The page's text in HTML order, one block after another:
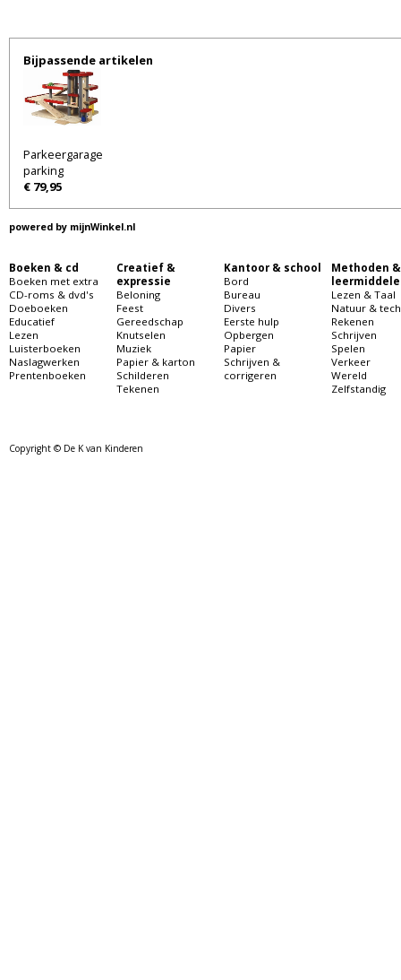
Bijpassende artikelen
Parkeergarage
parking
€ 79,95
powered by mijnWinkel.nl
Boeken & cd
Boeken met extra
CD-roms & dvd's
Doeboeken
Educatief
Lezen
Luisterboeken
Naslagwerken
Prentenboeken
Creatief &
expressie
Beloning
Feest
Gereedschap
Knutselen
Muziek
Papier & karton
Schilderen
Tekenen
Kantoor & school
Bord
Bureau
Divers
Eerste hulp
Opbergen
Papier
Schrijven &
corrigeren
Methoden &
Lezen & Taal
Natuur &
Rekenen
Schrijven
Spelen
Verkeer
Wereld
Zelfstandig
Copyright © De K van Kinderen